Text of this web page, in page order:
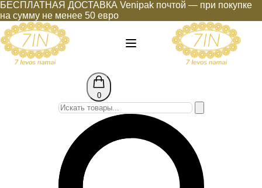
БЕСПЛАТНАЯ ДОСТАВКА Venipak почтой — при покупке
на сумму не менее 50 евро
0